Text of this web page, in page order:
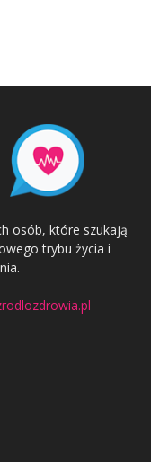
osób, które szukają
trybu życia i